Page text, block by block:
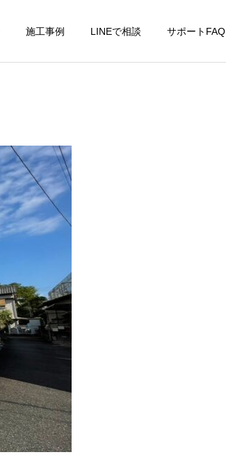
施工事例 LINEで相談 サポートFAQ